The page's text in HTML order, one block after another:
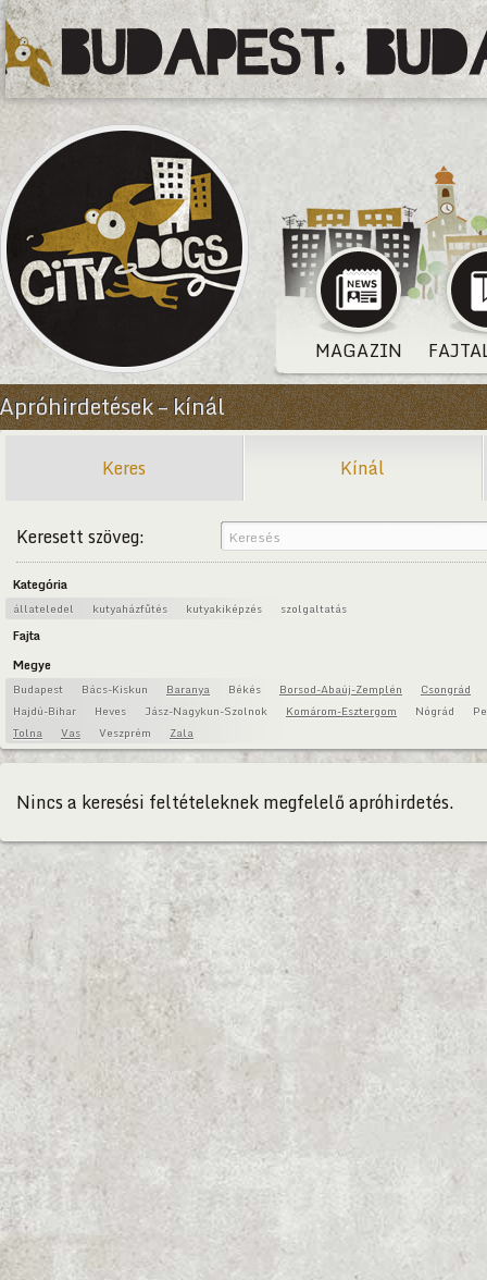
MAGAZIN
Apróhirdetések – kínál
Keres Kínál
Keresett szöveg:
Kategória
állateledel kutyaházfűtés kutyakiképzés szolgaltatás
Fajta
Megye
Budapest Bács-Kiskun Baranya Békés Borsod-Abaúj-Zemplén
Csongrád
Hajdú-Bihar
Heves Jász-Nagykun-Szolnok Komárom-Esztergom Nógrád
Tolna
Vas Veszprém Zala
Nincs a keresési feltételeknek megfelelő apróhirdetés.